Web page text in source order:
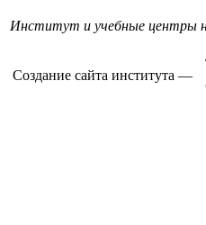
Институт и учебные центры
Создание сайта института —